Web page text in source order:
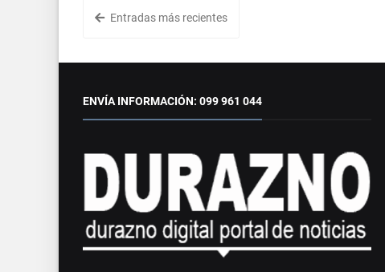
Entradas más recientes
ENVÍA INFORMACIÓN: 099 961 044